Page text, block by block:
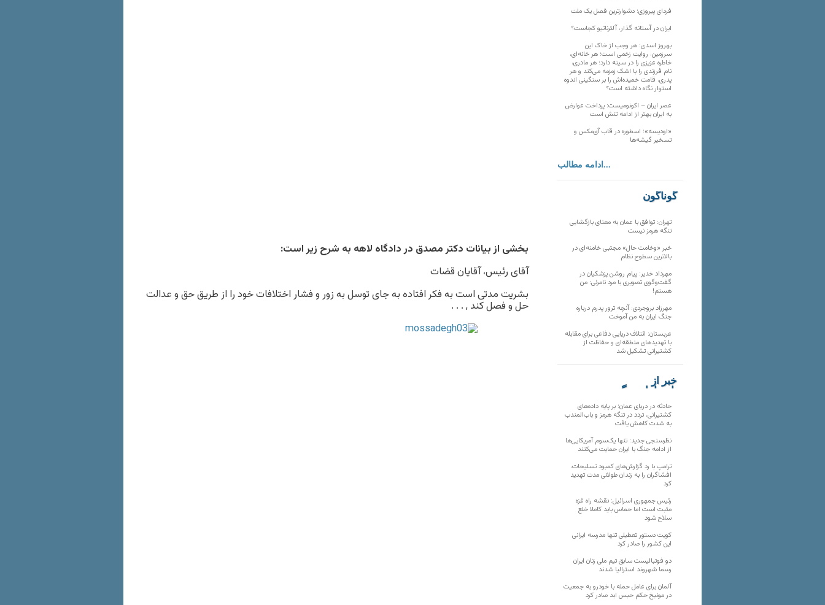
بخشی از بیانات دکتر مصدق در دادگاه لاهه به شرح زیر است:
آقای رئیس، آقایان قضات
بشریت مدتی است به فکر افتاده به جای توسل به زور و فشار اختلافات خود را از طریق حق و عدالت
حل و فصل کند , . . .
فردای پیروزی؛ دشوارترین فصل یک ملت
ایران در آستانه گذار، آلترناتیو کجاست؟
بهروز اسدی: هر وجب از خاک‌ این
سرزمین، روایت زخمی است؛ هر خانه‌ای،
خاطره عزیزی را در سینه دارد؛ هر مادری،
نام فرزندی را با اشک زمزمه می‌کند و هر
پدری، قامت خمیده‌اش را بر سنگینی اندوه
استوار نگاه داشته است؟
عصر ایران – اکونومیست: پرداخت عوارض
به ایران بهتر از ادامه تنش است
«اودیسه»؛ اسطوره در قاب آی‌مکس و
تسخیر گیشه‌ها
ادامه مطالب...
گوناگون
تهران: توافق با عمان به معنای بازگشایی
تنگه هرمز نیست
خبر «وخامت حال» مجتبی خامنه‌ای در
بالاترین سطوح نظام
مهرداد خدیر: پیام روشن پزشکیان در
گفت‌و‌گوی تصویری با مرد نامرئی: من
هستم!
مهرزاد بروجردی: آنچه ترور پدرم درباره
جنگ ایران به من آموخت
عربستان: ائتلاف دریایی دفاعی برای مقابله
با تهدیدهای منطقه‌ای و حفاظت از
کشتیرانی تشکیل شد
خبر از
تارنماهای دیگر
حادثه در دریای عمان؛ بر پایه داده‌های
کشتیرانی، تردد در تنگه هرمز و باب‌المندب
به شدت کاهش یافت
نظرسنجی جدید: تنها یک‌سوم آمریکایی‌ها
از ادامه جنگ با ایران حمایت می‌کنند
ترامپ با رد گزارش‌های کمبود تسلیحات،
افشاگران را به زندان طولانی مدت تهدید
کرد
رئیس‌ جمهوری اسرائیل: نقشه راه غزه
مثبت است اما حماس باید کاملا خلع
سلاح شود
کویت دستور تعطیلی تنها مدرسه ایرانی
این کشور را صادر کرد
دو فوتبالیست سابق تیم ملی زنان ایران
رسما شهروند استرالیا شدند
آلمان برای عامل حمله با خودرو به جمعیت
در مونیخ حکم حبس ابد صادر کرد